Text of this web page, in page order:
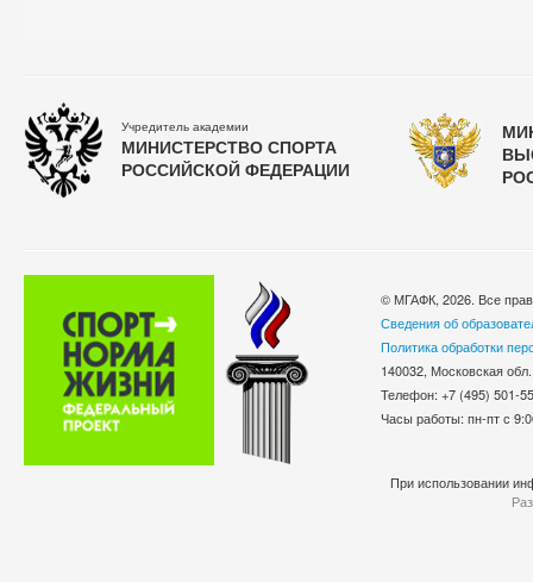
Учредитель академии
МИНИСТЕРСТВО СПОРТА
РОССИЙСКОЙ ФЕДЕРАЦИИ
© МГАФК, 2026. Все
Сведения об
Политика обработки
140032, Московская
Телефон: +7 (495)
Часы работы: пн-пт с
При использовании